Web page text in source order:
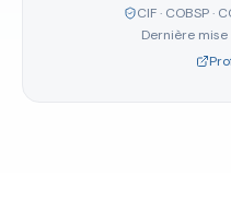
CIF · COBSP ·
Dernière mise